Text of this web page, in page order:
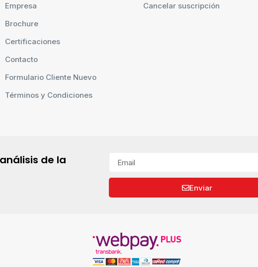
Empresa
Brochure
Certificaciones
Contacto
Formulario Cliente Nuevo
Términos y Condiciones
Cancelar suscripción
de la
Enviar